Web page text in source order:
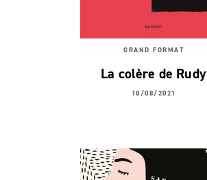
GRAND FORMAT
La colère de Rudy
18/08/2021